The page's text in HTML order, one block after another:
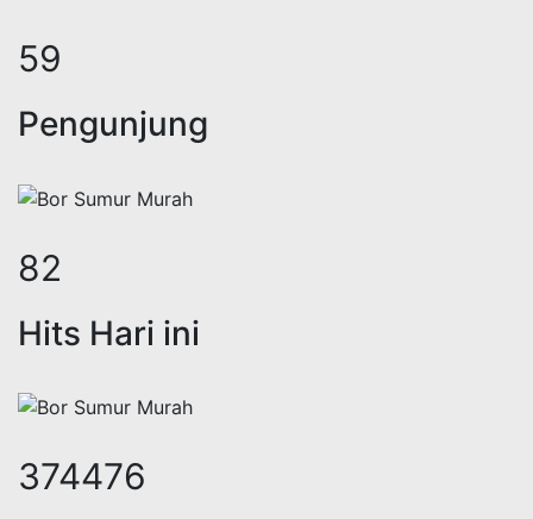
72
Pengunjung
101
Hits Hari ini
458484